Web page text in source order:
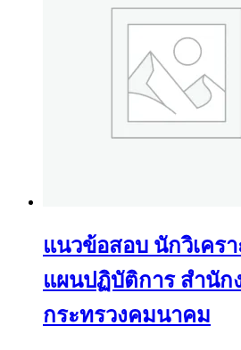
แนวข้อสอบ นักวิเคร
แผนปฏิบัติการ สำนัก
กระทรวงคมนาคม